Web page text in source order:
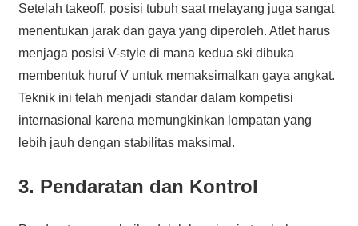
Setelah takeoff, posisi tubuh saat melayang juga sangat
menentukan jarak dan gaya yang diperoleh. Atlet harus
menjaga posisi V-style di mana kedua ski dibuka
membentuk huruf V untuk memaksimalkan gaya angkat.
Teknik ini telah menjadi standar dalam kompetisi
internasional karena memungkinkan lompatan yang
lebih jauh dengan stabilitas maksimal.
3. Pendaratan dan Kontrol